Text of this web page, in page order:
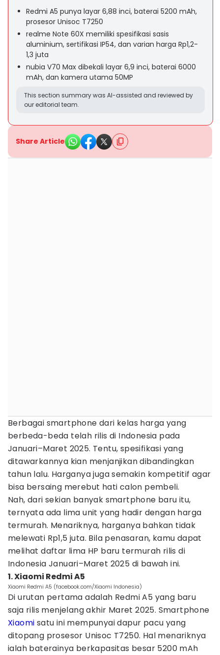
Redmi A5 punya layar 6,88 inci, baterai 5200 mAh,
prosesor Unisoc T7250
realme Note 60X memiliki spesifikasi sasis
aluminium, sertifikasi IP54, dan varian harga Rp1,2-
1,3 juta
nubia V70 Max dibekali layar 6,9 inci, baterai 6000
mAh, dan kamera utama 50MP
This section summary was AI-assisted and reviewed by
our editorial team.
Share Article
Berbagai smartphone dari kelas harga yang
berbeda-beda telah rilis di Indonesia pada
Januari–Maret 2025. Tentu, spesifikasi yang
ditawarkannya kian menjanjikan dibandingkan
tahun lalu. Harganya juga semakin kompetitif agar
bisa bersaing merebut hati calon pembeli.
Nah, dari sekian banyak smartphone baru itu,
ternyata ada lima unit yang hadir dengan harga
termurah. Menariknya, harganya bahkan tidak
melewati Rp1,5 juta. Bila penasaran, kamu dapat
melihat daftar lima HP baru termurah rilis di
Indonesia Januari–Maret 2025 di bawah ini.
1. Xiaomi Redmi A5
Xiaomi Redmi A5 (facebook.com/Xiaomi Indonesia)
Di urutan pertama adalah Redmi A5 yang baru
saja rilis menjelang akhir Maret 2025. Smartphone
Xiaomi satu ini mempunyai dapur pacu yang
ditopang prosesor Unisoc T7250. Hal menariknya
ialah baterainya berkapasitas besar 5200 mAh